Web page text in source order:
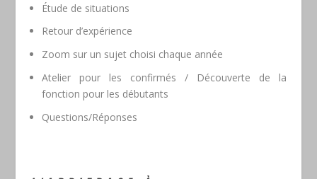
Étude de situations
Retour d’expérience
Zoom sur un sujet choisi chaque année
Atelier pour les confirmés / Découverte de la
fonction pour les débutants
Questions/Réponses